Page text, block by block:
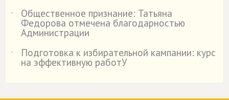
˙
Общественное признание: Татьяна
Федорова отмечена благодарностью
Администрации
˙
Подготовка к избирательной кампании: курс
на эффективную работУ